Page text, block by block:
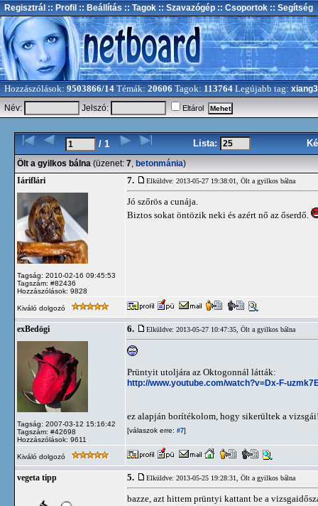
Regisztrál :: Profil :: Beállítás :: Tagok :: Szavazógép :: Csoportok :: Segítség
Hozzászólások: 9503866/14 Témák: 20606 Tagok: 113764 Legújabb tag:
Név:
Jelszó: Eltárol
/ 1 Lista:
Ölt a gyilkos bálna (üzenet: 7, betonmánia)
Iáriflári
Tagság: 2010-02-16 09:45:53
Tagszám: #82436
Hozzászólások: 9828
7. Elküldve: 2013-05-27 19:38:01, Ölt a gyilkos bálna
Jó szőrös a cunája.
Biztos sokat öntözik neki és azért nő az őserdő.
Kiváló dolgozó
exBedögi
Tagság: 2007-03-12 15:16:42
Tagszám: #42698
Hozzászólások: 9611
6. Elküldve: 2013-05-27 10:47:35, Ölt a gyilkos bálna
Prüntyit utoljára az Oktogonnál látták:
http://www.youtube.com/watch?v=Dx-F-
ez alapján borítékolom, hogy sikerültek a
[válaszok erre: #7]
Kiváló dolgozó
vegeta tipp 5. Elküldve: 2013-05-25 19:28:31, Ölt a gyilkos bálna
bazze, azt hittem prüntyi kattant be a